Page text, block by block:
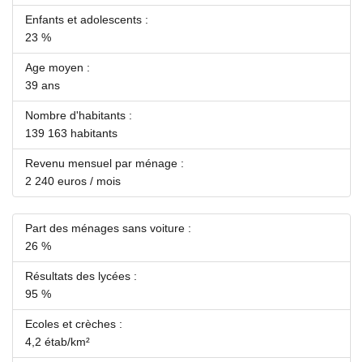
Enfants et adolescents :
23 %
Age moyen :
39 ans
Nombre d'habitants :
139 163 habitants
Revenu mensuel par ménage :
2 240 euros / mois
Part des ménages sans voiture :
26 %
Résultats des lycées :
95 %
Ecoles et crèches :
4,2 étab/km²